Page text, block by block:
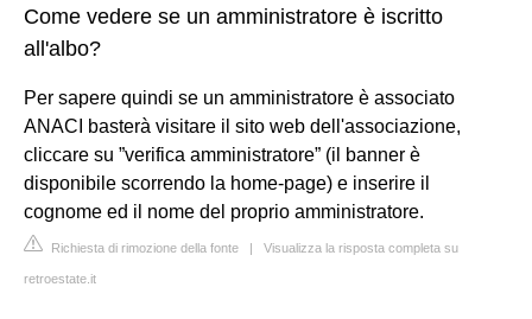
Come vedere se un amministratore è iscritto
all'albo?
Per sapere quindi se un amministratore è associato
ANACI basterà visitare il sito web dell'associazione,
cliccare su ”verifica amministratore” (il banner è
disponibile scorrendo la home-page) e inserire il
cognome ed il nome del proprio amministratore.
Richiesta di rimozione della fonte | Visualizza la risposta completa su
retroestate.it